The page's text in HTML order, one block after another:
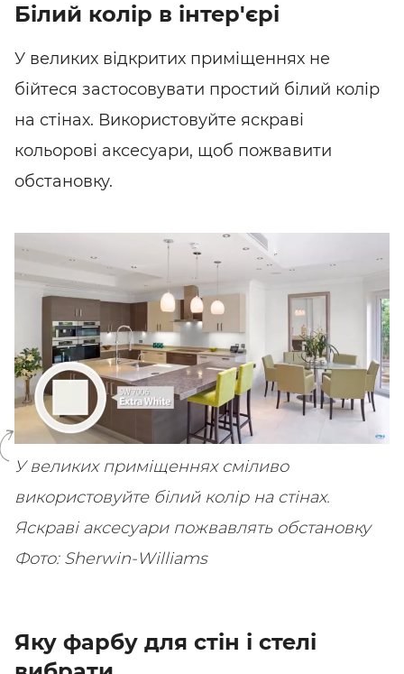
Білий колір в інтер'єрі
У великих відкритих приміщеннях не
бійтеся застосовувати простий білий колір
на стінах. Використовуйте яскраві
кольорові аксесуари, щоб пожвавити
обстановку.
SHARE
У великих приміщеннях сміливо
використовуйте білий колір на стінах.
Яскраві аксесуари пожвавлять обстановку
Фото: Sherwin-Williams
Яку фарбу для стін і стелі